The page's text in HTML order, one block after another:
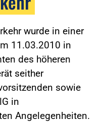
wurde in einer
11.03.2010 in
des höheren
seither
sowie
in
Angelegenheiten.